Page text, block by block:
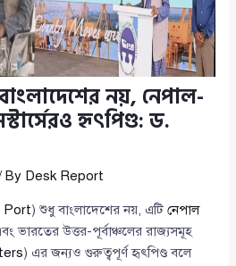
নয়, নেপাল-
হৃৎপিণ্ড: ড.
By Desk Report
Port) শুধু বাংলাদেশের নয়, এটিনেপাল
ভারতের উত্তর-পূর্বাঞ্চলের রাজ্যসমূহ
) এর জন্যও গুরুত্বপূর্ণ হৃৎপিণ্ড বলে